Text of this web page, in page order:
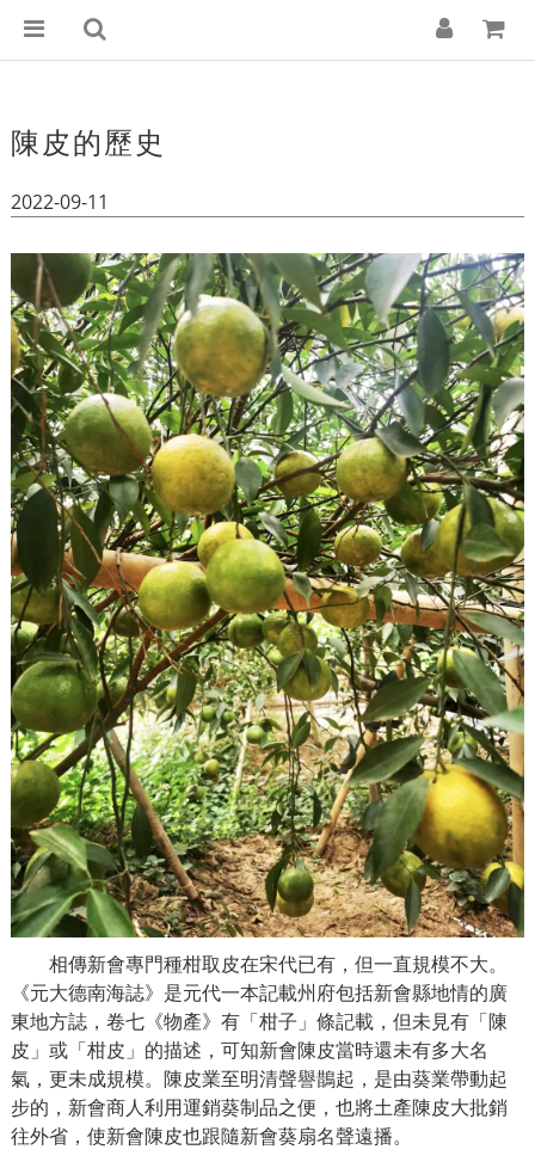
陳皮的歷史
2022-09-11
相傳新會專門種柑取皮在宋代已有，但一直規模不大。
《元大德南海誌》是元代一本記載州府包括新會縣地情的廣
東地方誌，卷七《物產》有 「柑子 」 條記載，但未見有 「陳
皮 」 或 「柑皮 」 的描述，可知新會陳皮當時還未有多大名
氣，更未成規模。陳皮業至明清聲譽鵲起，是由葵業帶動起
步的，新會商人利用運銷葵制品之便，也將土產陳皮大批銷
往外省，使新會陳皮也跟隨新會葵扇名聲遠播。